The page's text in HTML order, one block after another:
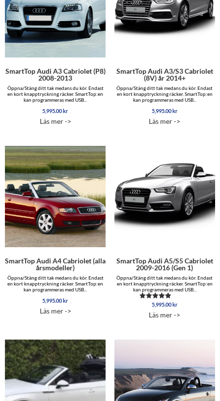
SmartTop Audi A3 Cabriolet (P8)
2008-2013
Öppna/Stäng ditt tak medans du kör. Endast
en kort knapptryckning räcker. SmartTop:en
kan programmeras med USB...
5,995.00 kr
Läs mer ->
SmartTop Audi A3/S3 Cabriolet
(8V) år 2014+
Öppna/Stäng ditt tak medans du kör. Endast
en kort knapptryckning räcker. SmartTop:en
kan programmeras med USB...
5,995.00 kr
Läs mer ->
SmartTop Audi A4 Cabriolet (alla
årsmodeller)
Öppna/Stäng ditt tak medans du kör. Endast
en kort knapptryckning räcker. SmartTop:en
kan programmeras med USB...
5,995.00kr
Läs mer ->
SmartTop Audi A5/S5 Cabriolet
2009-2016 (Gen 1)
Öppna/Stäng ditt tak medans du kör. Endast
en kort knapptryckning räcker. SmartTop:en
kan programmeras med USB...
Betygsatt
av 5
5,995.00kr
Läs mer ->